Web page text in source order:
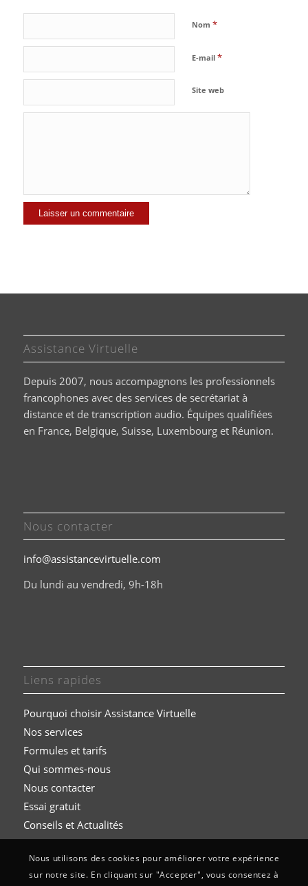
Nom *
E-mail *
Site web
Assistance Virtuelle
Depuis 2007, nous accompagnons les professionnels
francophones avec des services de secrétariat à
distance et de transcription audio. Équipes qualifiées
en France, Belgique, Suisse, Luxembourg et Réunion.
Nous contacter
info@assistancevirtuelle.com
Du lundi au vendredi, 9h-18h
Liens rapides
Pourquoi choisir Assistance Virtuelle
Nos services
Formules et tarifs
Qui sommes-nous
Nous contacter
Essai gratuit
Conseils et Actualités
Nous utilisons des cookies pour améliorer votre expérience
sur notre site. En cliquant sur "Accepter", vous consentez à